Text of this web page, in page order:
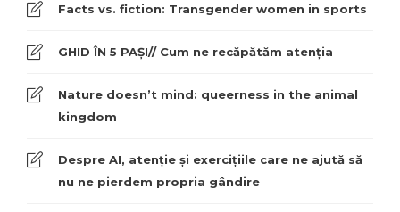
Facts vs. fiction: Transgender women in sports
GHID ÎN 5 PAȘI// Cum ne recăpătăm atenția
Nature doesn’t mind: queerness in the animal
kingdom
Despre AI, atenție și exercițiile care ne ajută să
nu ne pierdem propria gândire